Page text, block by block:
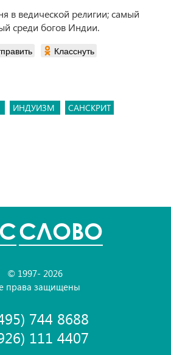
в ведической религии; самый
среди богов Индии.
Класснуть
ИНДУИЗМ САНСКРИТ
СЛОВО
© 1997- 2026
права защищены
744 8688
111 4407